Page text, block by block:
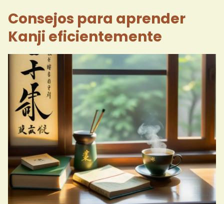
Consejos para aprender
Kanji eficientemente